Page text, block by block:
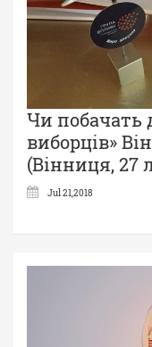
Чи побачать
виборців»
(Вінниця, 27
Jul 21,2018